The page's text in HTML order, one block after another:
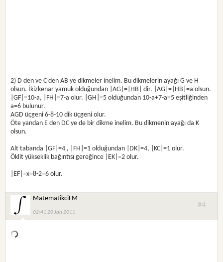
2) D den ve C den AB ye dikmeler inelim. Bu dikmelerin ayağı G ve H
olsun. İkizkenar yamuk olduğundan |AG|=|HB| dir. |AG|=|HB|=a olsun.
|GF|=10-a, |FH|=7-a olur. |GH|=5 olduğundan 10-a+7-a=5 eşitliğinden
a=6 bulunur.
AGD üçgeni 6-8-10 dik üçgeni olur.
Öte yandan E den DC ye de bir dikme inelim. Bu dikmenin ayağı da K
olsun.
Alt tabanda |GF|=4 , |FH|=1 olduğundan |DK|=4, |KC|=1 olur.
Öklit yükseklik bağıntısı gereğince |EK|=2 olur.
|EF|=x=8-2=6 olur.
MatematikciFM
02:41 20 Jan 2011
#4